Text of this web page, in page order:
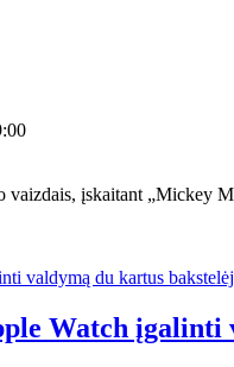
įskaitant „Mickey
Watch įgalinti